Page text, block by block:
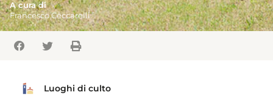
A cura di
Francesco Ceccarelli
Luoghi di culto